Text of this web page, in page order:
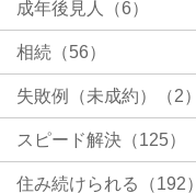
成年後見人（6）
相続（56）
失敗例（未成約）（2）
スピード解決（125）
住み続けられる（192）